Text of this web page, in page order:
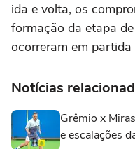
ida e volta, os
formação da etapa
ocorreram em partida
Notícias
Grêmio x
e escalações